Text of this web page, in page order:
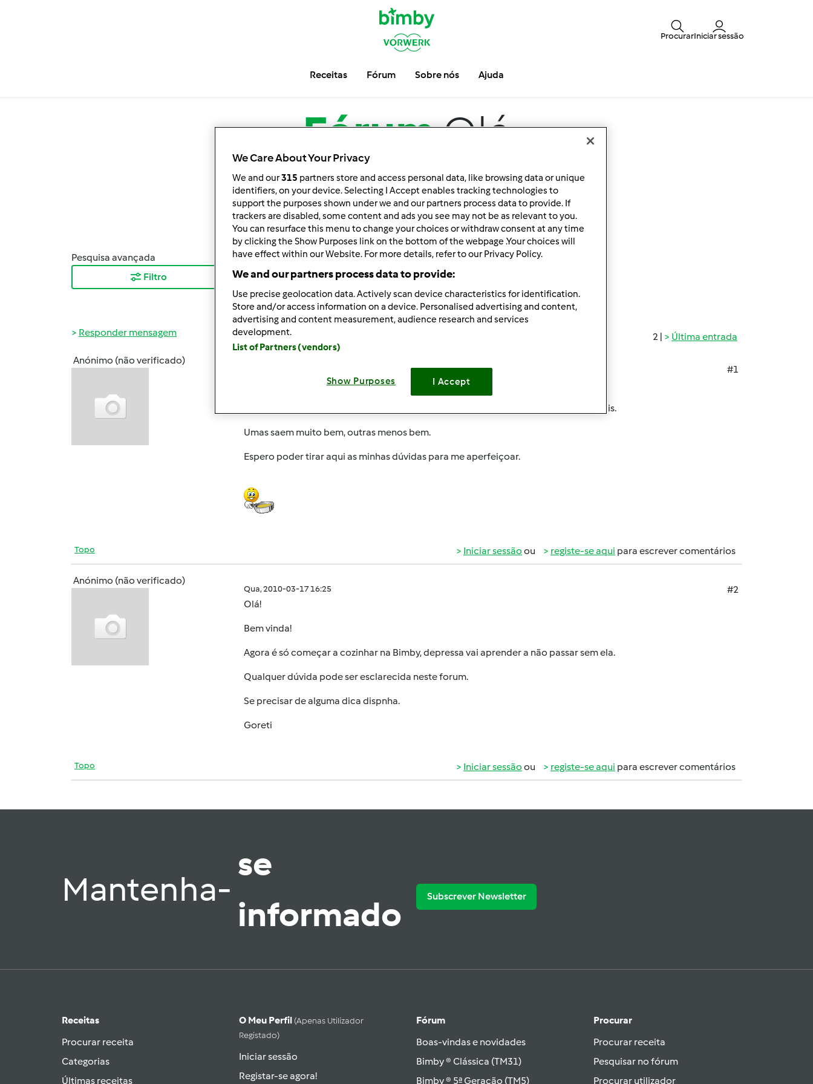
ProcurarIniciar sessão
Receitas Fórum Sobre nós Ajuda
FórumOlá
Pesquisa avançada
Filtro
Ordenar por:
Mais Recentes
Resultados por página:
10
2 | Última entrada
Responder mensagem
Anónimo (não verificado)
#1
Tenho a minha bimby desde o fim de semana e ando nas minhas experiênciais iniciais.
Umas saem muito bem, outras menos bem.
Espero poder tirar aqui as minhas dúvidas para me aperfeiçoar.
Topo Iniciar sessão ou registe-se aqui para escrever comentários
Anónimo (não verificado)
Qua, 2010-03-17 16:25
#2
Olá!
Bem vinda!
Agora é só começar a cozinhar na Bimby, depressa vai aprender a não passar sem ela.
Qualquer dúvida pode ser esclarecida neste forum.
Se precisar de alguma dica dispnha.
Goreti
Topo Iniciar sessão ou registe-se aqui para escrever comentários
Mantenha-
se
informado
Subscrever Newsletter
Receitas
Procurar receita
Categorias
Últimas receitas
O Meu Perfil (apenas Utilizador
Registado)
Iniciar sessão
Registar-se agora!
Fórum
Boas-vindas e novidades
Bimby ® Clássica (TM31)
Bimby ® 5ª Geração (TM5)
Procurar
Procurar receita
Pesquisar no fórum
Procurar utilizador
We Care About Your Privacy
We and our315 partners store and access personal data, like browsing data or unique
identifiers, on your device. Selecting I Accept enables tracking technologies to
support the purposes shown under we and our partners process data to provide. If
trackers are disabled, some content and ads you see may not be as relevant to you.
You can resurface this menu to change your choices or withdraw consent at any time
by clicking the Show Purposes link on the bottom of the webpage .Your choices will
have effect within our Website. For more details, refer to our Privacy Policy.
We and our partners process data to provide:
Use precise geolocation data. Actively scan device characteristics for identification.
Store and/or access information on a device. Personalised advertising and content,
advertising and content measurement, audience research and services
development.
List of Partners (vendors)
Show Purposes I Accept